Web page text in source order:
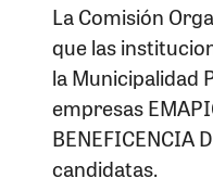
La Comisión
que las
la Municipalidad
empresas
BENEFICENCIA
candidatas.